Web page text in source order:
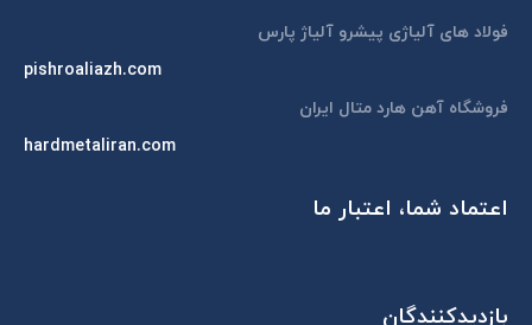
فولاد های آلیاژی پیشرو آلیاژ پارس
pishroaliazh.com
فروشگاه آهن هارد متال ایران
hardmetaliran.com
اعتماد شما، اعتبار ما
بازدیدکنندگان